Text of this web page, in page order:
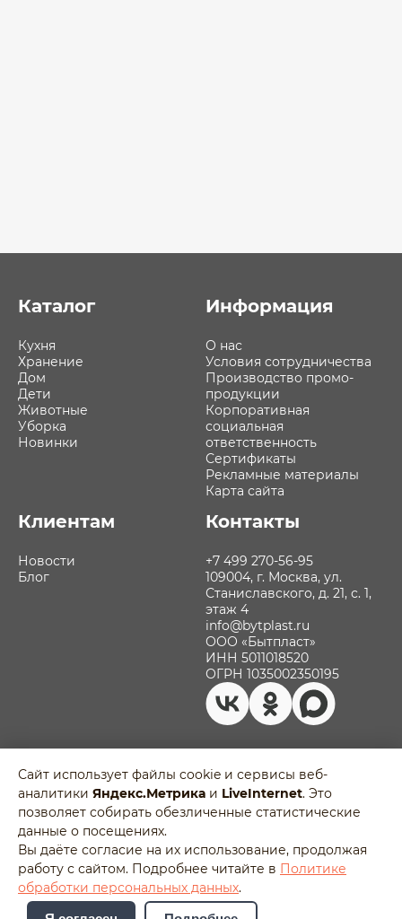
Каталог
Кухня
Хранение
Дом
Дети
Животные
Уборка
Новинки
Информация
О нас
Условия сотрудничества
Производство промо-
продукции
Корпоративная
социальная
ответственность
Сертификаты
Рекламные материалы
Карта сайта
Клиентам
Новости
Блог
Контакты
+7 499 270-56-95
109004, г. Москва, ул.
Станиславского, д. 21, с. 1,
этаж 4
info@bytplast.ru
ООО «Бытпласт»
ИНН 5011018520
ОГРН 1035002350195
Политика обработки персональных
данных
Пользовательское соглашение
Отозвать согласие на обработку
персональных данных
Сайт использует файлы cookie и сервисы веб-
аналитики Яндекс.Метрика и LiveInternet. Это
позволяет собирать обезличенные статистические
данные о посещениях.
Вы даёте согласие на их использование, продолжая
работу с сайтом. Подробнее читайте в Политике
обработки персональных данных.